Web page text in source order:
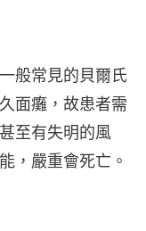
般常見的貝爾氏
面癱，故患者需
至有失明的風
，嚴重會死亡。